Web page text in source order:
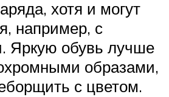
хотя и могут
например, с
Яркую обувь лучше
образами,
с цветом.